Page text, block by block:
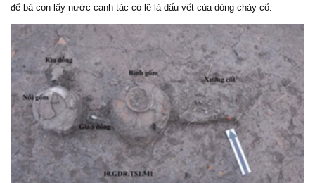
để bà con lấy nước canh tác có lẽ là dấu vết của dòng chảy cổ.